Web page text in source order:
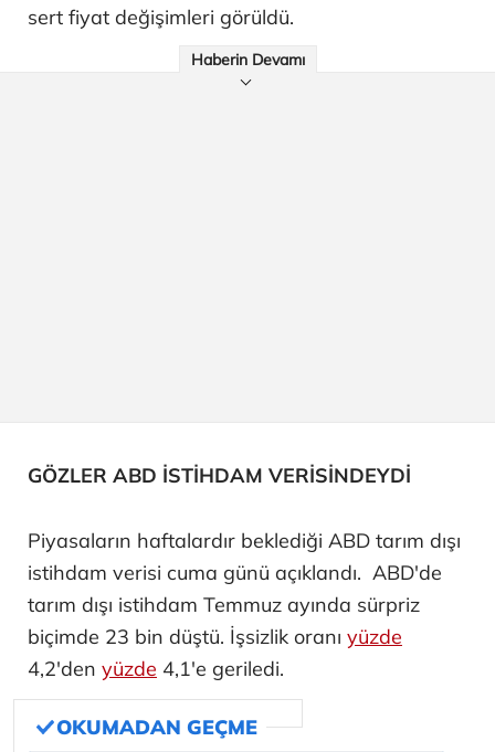
sert fiyat değişimleri görüldü.
Haberin Devamı
GÖZLER ABD İSTİHDAM VERİSİNDEYDİ
Piyasaların haftalardır beklediği ABD tarım dışı
istihdam verisi cuma günü açıklandı. ABD'de
tarım dışı istihdam Temmuz ayında sürpriz
biçimde 23 bin düştü. İşsizlik oranı yüzde
4,2'den yüzde 4,1'e geriledi.